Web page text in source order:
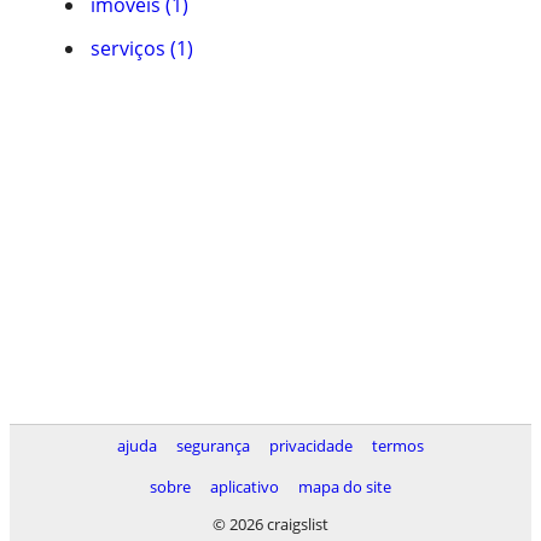
serviços (1)
ajuda segurança privacidade
termos
sobre
aplicativo
mapa do site
© 2026 craigslist